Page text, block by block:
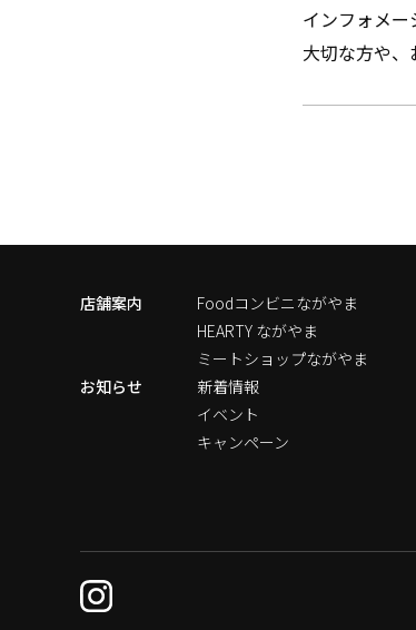
インフォメー
大切な方や
店舗案内
Foodコンビニながやま
HEARTY ながやま
ミートショップながやま
お知らせ
新着情報
イベント
キャンペーン